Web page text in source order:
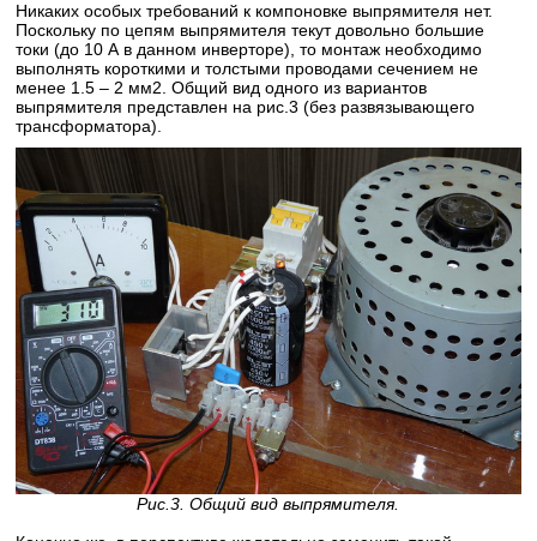
Никаких особых требований к компоновке выпрямителя нет.
Поскольку по цепям выпрямителя текут довольно большие
токи (до 10 А в данном инверторе), то монтаж необходимо
выполнять короткими и толстыми проводами сечением не
менее 1.5 – 2 мм2. Общий вид одного из вариантов
выпрямителя представлен на рис.3 (без развязывающего
трансформатора).
Рис.3. Общий вид выпрямителя.